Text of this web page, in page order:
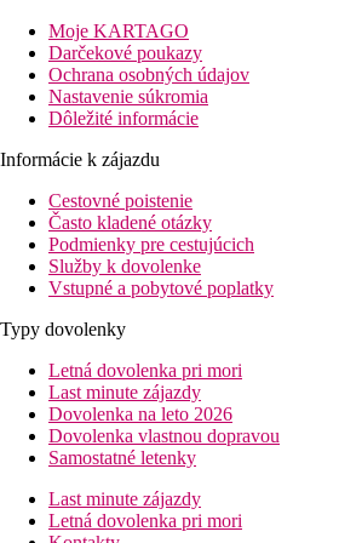
Vybavenie
bazén so slnečnou terasou s
priestory na servírovanie raňajkami,
Izby
kúpeľňa/WC, sušič vlasov,
chladnička, Wi-Fi (zdarma), trezor
(zdarma)
Ostatné typy izieb(pokiaľ nie je
vyššie uvedené vybavenie)
Mezonet:oddelená spálňa na
Pláž
krásna piesočnato-kamienková pláž,
a slnečníkmi (za poplatok)
Stravovanie
Raňajky
Moje KARTAGO
Darčekové poukazy
Ochrana osobných údajov
Nastavenie súkromia
Dôležité informácie
Informácie k zájazdu
Cestovné poistenie
Často kladené otázky
Podmienky pre cestujúcich
Služby k dovolenke
Vstupné a pobytové poplatky
Typy dovolenky
Letná dovolenka pri mori
Last minute zájazdy
Dovolenka na leto 2026
Dovolenka vlastnou dopravou
Samostatné letenky
Last minute zájazdy
Letná dovolenka pri mori